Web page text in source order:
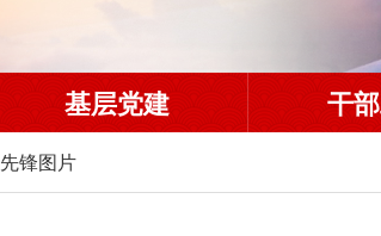
基层党建 干
先锋图片